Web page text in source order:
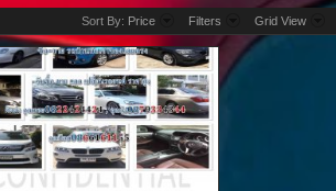
Sort By: Price Filters Grid View